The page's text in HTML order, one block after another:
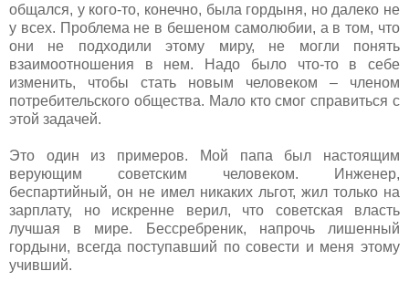
общался, у кого-то, конечно, была гордыня, но далеко не
у всех. Проблема не в бешеном самолюбии, а в том, что
они не подходили этому миру, не могли понять
взаимоотношения в нем. Надо было что-то в себе
изменить, чтобы стать новым человеком – членом
потребительского общества. Мало кто смог справиться с
этой задачей.
Это один из примеров. Мой папа был настоящим
верующим советским человеком. Инженер,
беспартийный, он не имел никаких льгот, жил только на
зарплату, но искренне верил, что советская власть
лучшая в мире. Бессребреник, напрочь лишенный
гордыни, всегда поступавший по совести и меня этому
учивший.